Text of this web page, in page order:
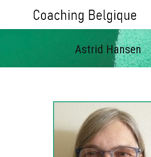
Astrid Hansen
Vous êtes ici :